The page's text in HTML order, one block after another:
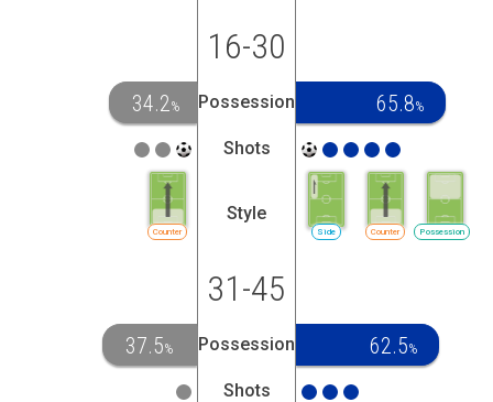
16-30
34.2% Possession 65.8%
Shots
Counter
Style
Side Counter Possession
31-45
37.5% Possession 62.5%
Shots